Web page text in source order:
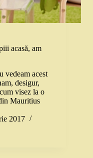
acasă, am
vedeam acest
desigur,
visez la o
Mauritius
2017